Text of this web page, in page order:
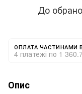
До
ОПЛАТА ЧАСТИНАМИ
4 платежі по 1
Опис